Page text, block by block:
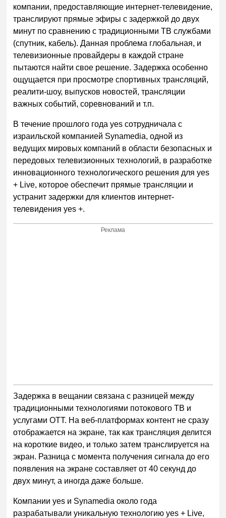
компании, предоставляющие интернет-телевидение,
транслируют прямые эфиры с задержкой до двух
минут по сравнению с традиционными ТВ службами
(спутник, кабель). Данная проблема глобальная, и
телевизионные провайдеры в каждой стране
пытаются найти свое решение. Задержка особенно
ощущается при просмотре спортивных трансляций,
реалити-шоу, выпусков новостей, трансляции
важных событий, соревнований и т.п.
В течение прошлого года yes сотрудничала с
израильской компанией Synamedia, одной из
ведущих мировых компаний в области безопасных и
передовых телевизионных технологий, в разработке
инновационного технологического решения для yes
+ Live, которое обеспечит прямые трансляции и
устранит задержки для клиентов интернет-
телевидения yes +.
Реклама
Задержка в вещании связана с разницей между
традиционными технологиями потокового ТВ и
услугами OTT. На веб-платформах контент не сразу
отображается на экране, так как трансляция делится
на короткие видео, и только затем транслируется на
экран. Разница с момента получения сигнала до его
появления на экране составляет от 40 секунд до
двух минут, а иногда даже больше.
Компании yes и Synamedia около года
разрабатывали уникальную технологию yes + Live,